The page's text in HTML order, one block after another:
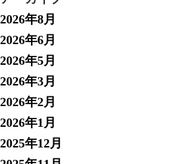
2026年8月
2026年6月
2026年5月
2026年3月
2026年2月
2026年1月
2025年12月